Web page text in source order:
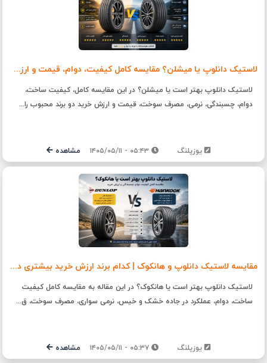
لاستیک دانلوپ یا میشلن؟ مقایسه کامل کیفیت، دوام، قیمت و ارزش خرید
لاستیک دانلوپ بهتر است یا میشلن؟ در این مقایسه کامل، کیفیت ساخت،
دوام، چسبندگی، نرمی، مصرف سوخت، قیمت و ارزش خرید دو برند محبوب را...
یوزپلنگ مشاهده
مقایسه لاستیک دانلوپ و هانکوک | کدام برند ارزش خرید بیشتری دارد؟
لاستیک دانلوپ بهتر است یا هانکوک؟ در این مقاله به مقایسه کامل کیفیت
ساخت، دوام، عملکرد در جاده خشک و خیس، نرمی سواری، مصرف سوخت، ق...
یوزپلنگ مشاهده